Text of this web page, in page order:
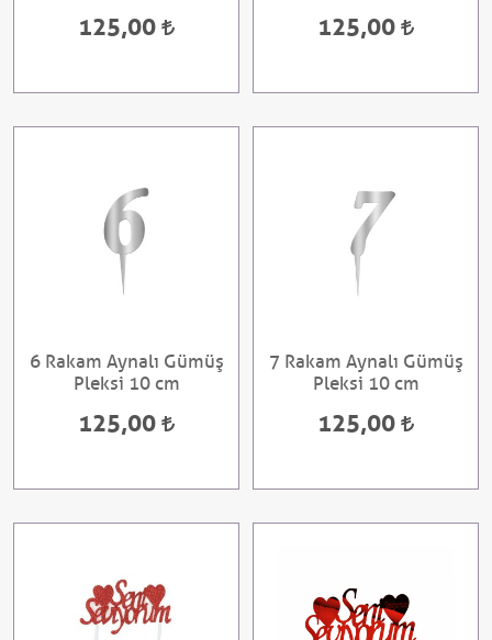
125,00 125,00
6 Rakam Aynalı Gümüş
Pleksi 10 cm
125,00
7 Rakam Aynalı Gümüş
Pleksi 10 cm
125,00